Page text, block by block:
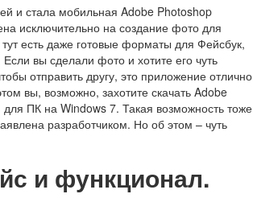
и стала мобильная Adobe Photoshop
исключительно на создание фото для
тут есть даже готовые форматы для Фейсбук,
Если вы сделали фото и хотите его чуть
отправить другу, это приложение отлично
вы, возможно, захотите скачать Adobe
ПК на Windows 7. Такая возможность тоже
разработчиком. Но об этом – чуть
и функционал.